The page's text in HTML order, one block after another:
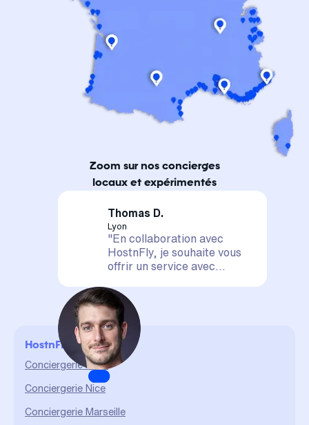
Zoom sur nos concierges
locaux et expérimentés
Thomas D.
Lyon
"En collaboration avec
HostnFly, je souhaite vous
offrir un service avec
logement est entre de
bonnes mains, il sera mis en
valeur et géré de A à Z. La
confiance et le partage sont
des valeurs qui me sont
chères et qui me permettent
d'assurer un service durable
HostnFly en ville
Conciergerie Paris
Conciergerie Nice
Conciergerie Marseille